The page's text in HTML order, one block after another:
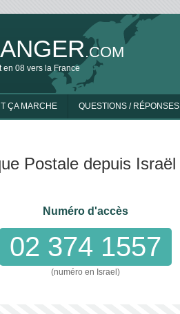
.COM
en 08 vers la France
ÇA MARCHE QUESTIONS / RÉPONSES
Postale depuis Israël
Numéro d'accès
02 374 1557
(numéro en Israel)